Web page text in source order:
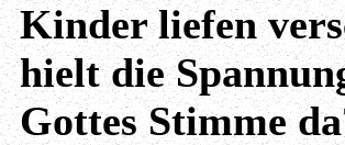
Kinder liefen
hielt die
Gottes Stimme